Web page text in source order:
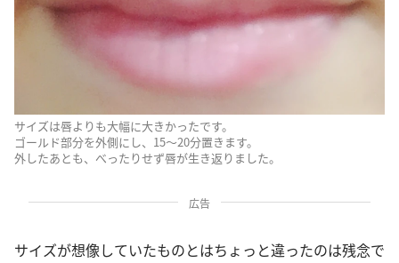
サイズは唇よりも大幅に大きかったです。
ゴールド部分を外側にし、15～20分置きます。
外したあとも、べったりせず唇が生き返りました。
広告
サイズが想像していたものとはちょっと違ったのは残念で